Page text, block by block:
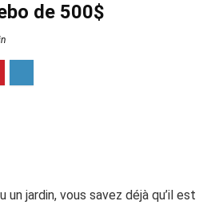
de 500$
un jardin, vous savez déjà qu’il est